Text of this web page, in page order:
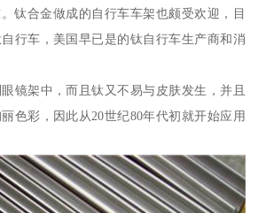
钛合金做成的自行车车架也颇受欢迎，目
行车，美国早已是的钛自行车生产商和消
镜架中，而且钛又不易与皮肤发生，并且
色彩，因此从20世纪80年代初就开始应用